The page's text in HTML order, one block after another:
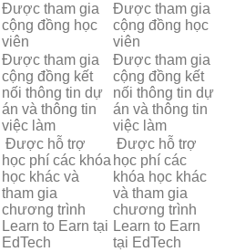
Được tham gia
cộng đồng học
viên
Được tham gia
cộng đồng học
viên
Được tham gia
cộng đồng kết
nối thông tin dự
án và thông tin
việc làm
Được tham gia
cộng đồng kết
nối thông tin dự
án và thông tin
việc làm
Được hỗ trợ
học phí các khóa
học khác và
tham gia
chương trình
Learn to Earn tại
EdTech
Được hỗ trợ
học phí các
khóa học khác
và tham gia
chương trình
Learn to Earn
tại EdTech